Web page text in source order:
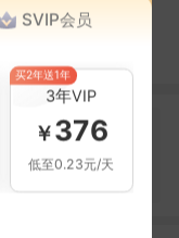
提示信息
当前企业(0条)
SVIP会员
3年VIP
￥376
低至0.23元/天
买2年送1年